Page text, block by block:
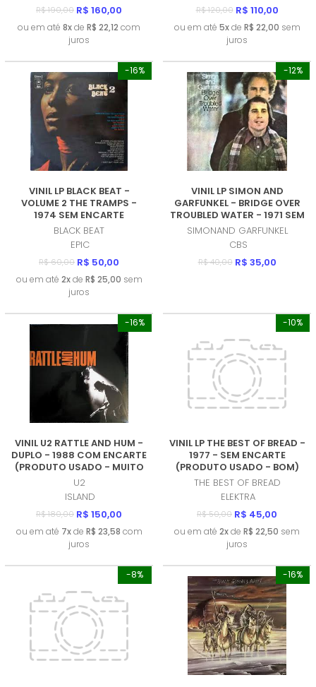
R$ 190,00 R$ 160,00
ou em até 8xde R$ 22,12 com
juros
R$ 120,00 R$ 110,00
ou em até 5xde R$ 22,00 sem
juros
-16%
VINIL LP BLACK BEAT -
VOLUME 2 THE TRAMPS -
1974 SEM ENCARTE
(PRODUTO USADO - MUITO
BOM)
BLACK BEAT
EPIC
R$ 60,00 R$ 50,00
ou em até 2xde R$ 25,00 sem
juros
-12%
VINIL LP SIMON AND
GARFUNKEL - BRIDGE OVER
TROUBLED WATER - 1971 SEM
ENCARTE (PRODUTO USADO
- MUITO BOM)
SIMONAND GARFUNKEL
CBS
R$ 40,00 R$ 35,00
-16%
VINIL U2 RATTLE AND HUM -
DUPLO - 1988 COM ENCARTE
(PRODUTO USADO - MUITO
BOM)
U2
ISLAND
R$ 180,00 R$ 150,00
ou em até 7xde R$ 23,58 com
juros
-10%
VINIL LP THE BEST OF BREAD -
1977 - SEM ENCARTE
(PRODUTO USADO - BOM)
THE BEST OF BREAD
ELEKTRA
R$ 50,00 R$ 45,00
ou em até 2xde R$ 22,50 sem
juros
-8% -16%